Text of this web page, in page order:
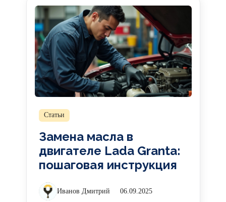
Статьи
Замена масла в
двигателе Lada Granta:
пошаговая инструкция
Иванов Дмитрий 06.09.2025